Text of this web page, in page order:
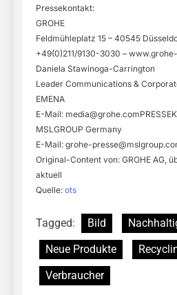
Pressekontakt:
GROHE
Feldmühleplatz 15 – 40545
+49(0)211/9130-3030 –
Daniela Stawinoga-Carrington
Leader Communications &
EMENA
E-Mail:
MSLGROUP Germany
E-Mail: grohe-
Original-Content von: GROHE AG,
aktuell
Quelle: ots
Tagged: Bild
Neue Produkte
Verbraucher